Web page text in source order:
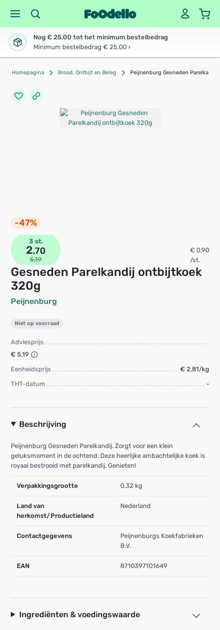
Nog € 25,00 tot het minimum bestelbedrag
Minimum bestelbedrag € 25,00 ›
Homepagina Brood, Ontbijt en Beleg Peijnenburg Gesneden
-47%
Gesneden Parelkandij ontbijtkoek
320g
Peijnenburg
3 st.
2,70
5,19
€ 0,90
/st.
Niet op voorraad
Adviesprijs
€ 5,19
Eenheidsprijs
€ 2,81/kg
THT-datum
-
Beschrijving
Peijnenburg Gesneden Parelkandij. Zorgt voor een klein
geluksmoment in de ochtend. Deze heerlijke ambachtelijke koek is
royaal bestrooid met parelkandij. Genieten!
Verpakkingsgrootte 0.32 kg
Land van
herkomst/Productieland
Nederland
Contactgegevens
Peijnenburgs Koekfabrieken
B.V.
EAN 8710397101649
Ingrediënten & voedingswaarde